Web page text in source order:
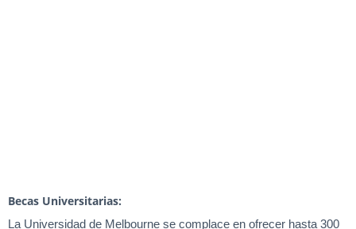
Becas Universitarias:
La Universidad de Melbourne se complace en ofrecer hasta 300